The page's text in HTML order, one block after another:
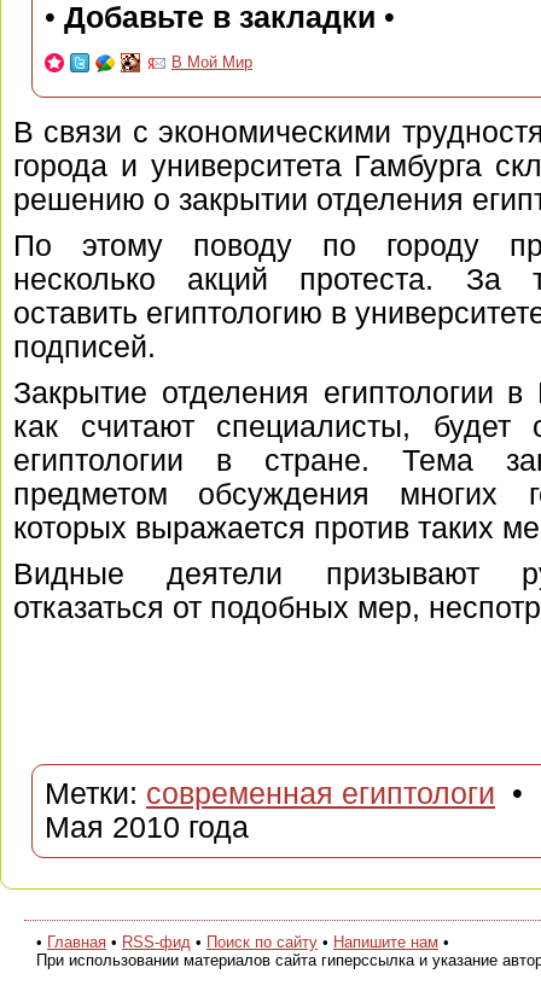
• Добавьте в закладки •
В Мой Мир
В связи с экономическими
города и университета Гамбурга
решению о закрытии отделения
По этому поводу по городу
несколько акций протеста. За
оставить египтологию в
подписей.
Закрытие отделения египтологии в
как считают специалисты,
египтологии в стране. Тема
предметом обсуждения многих
которых выражается против таких
Видные деятели призывают
отказаться от подобных мер,
Метки: современная египтологи •
Мая 2010 года
• Главная • RSS-фид • Поиск по сайту • Напишите нам •
При использовании материалов сайта гиперссылка и указание